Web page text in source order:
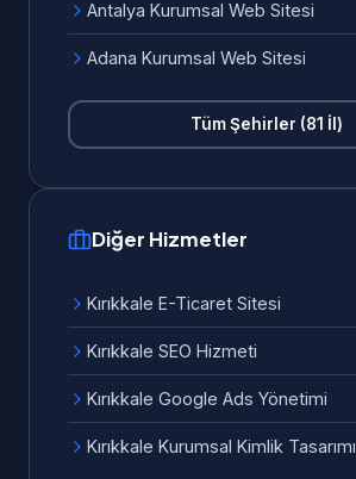
Antalya Kurumsal Web Sitesi
Adana Kurumsal Web Sitesi
Tüm Şehirler (81 İl)
Diğer Hizmetler
Kırıkkale E-Ticaret Sitesi
Kırıkkale SEO Hizmeti
Kırıkkale Google Ads Yönetimi
Kırıkkale Kurumsal Kimlik Tasarımı